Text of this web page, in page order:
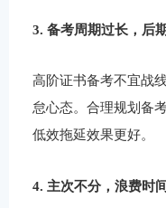
3. 备考周期过长，后
高阶证书备考不宜战
怠心态。合理规划备
低效拖延效果更好。
4. 主次不分，浪费时